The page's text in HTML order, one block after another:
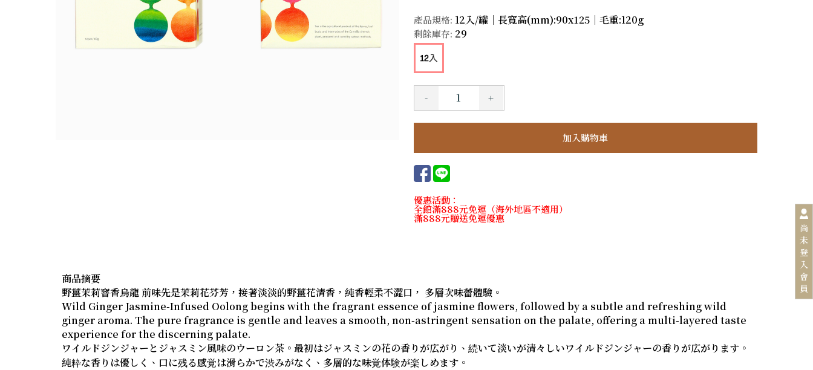
尚
未
登
入
會
員
產品規格: 12入/罐｜長寬高(mm):90x125｜毛重:120g
剩餘庫存: 29
- +
優惠活動：
全館滿888元免運（海外地區不適用）
滿888元贈送免運優惠
商品摘要
野薑茉莉窨香烏龍 前味先是茉莉花芬芳，接著淡淡的野薑花清香，純香輕柔不澀口， 多層次味蕾體驗。
Wild Ginger Jasmine-Infused Oolong begins with the fragrant essence of jasmine flowers, followed by a subtle and refreshing wild
ginger aroma. The pure fragrance is gentle and leaves a smooth, non-astringent sensation on the palate, offering a multi-layered taste
experience for the discerning palate.
ワイルドジンジャーとジャスミン風味のウーロン茶。最初はジャスミンの花の香りが広がり、続いて淡いが清々しいワイルドジンジャーの香りが広がります。
純粋な香りは優しく、口に残る感覚は滑らかで渋みがなく、多層的な味覚体験が楽しめます。